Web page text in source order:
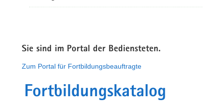
Sie sind im Portal der Bediensteten.
Zum Portal für Fortbildungsbeauftragte
Fortbildungskatalog